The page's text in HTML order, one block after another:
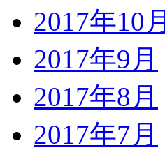
2017年10月
2017年9月
2017年8月
2017年7月